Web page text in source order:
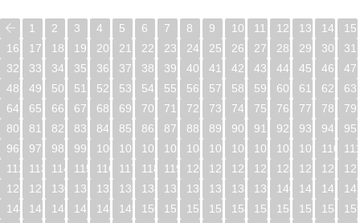
1 2 3 4 5 6 7 8 9 10 11 12 13 14
15
16
17 18 19 20 21 22 23 24 25 26 27 28 29 30
31
32
33 34 35 36 37 38 39 40 41 42 43 44 45 46
47
48
49 50 51 52 53 54 55 56 57 58 59 60 61 62
63
64
65 66 67 68 69 70 71 72 73 74 75 76 77 78
79
80
81 82 83 84 85 86 87 88 89 90 91 92 93 94
95
96
97 98 99 100 101 102 103 104 105 106 107 108 109 110
112
113 114 115 116 117 118 119 120 121 122 123 124 125 126
128
129 130 131 132 133 134 135 136 137 138 139 140 141 142
144
145 146 147 148 149 150 151 152 153 154 155 156 157 158